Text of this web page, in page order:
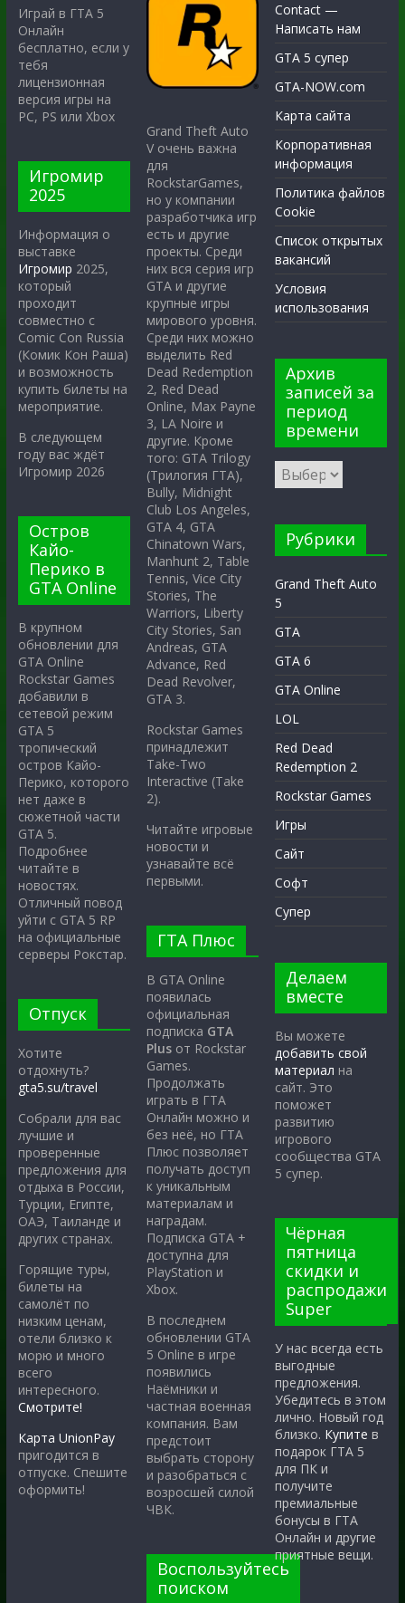
Играй в ГТА 5
Онлайн
бесплатно, если у
тебя
лицензионная
версия игры на
PC, PS или Xbox
Игромир
2025
Информация о
выставке
Игромир 2025,
который
проходит
совместно с
Comic Con Russia
(Комик Кон Раша)
и возможность
купить билеты на
мероприятие.
В следующем
году вас ждёт
Игромир 2026
Остров
Кайо-
Перико в
GTA Online
В крупном
обновлении для
GTA Online
Rockstar Games
добавили в
сетевой режим
GTA 5
тропический
остров Кайо-
Перико, которого
нет даже в
сюжетной части
GTA 5.
Подробнее
читайте в
новостях.
Отличный повод
уйти с GTA 5 RP
на официальные
серверы Рокстар.
Отпуск
Хотите
отдохнуть?
gta5.su/travel
Собрали для вас
лучшие и
проверенные
предложения для
отдыха в России,
Турции, Египте,
ОАЭ, Таиланде и
других странах.
Горящие туры,
билеты на
самолёт по
низким ценам,
отели близко к
морю и много
всего
интересного.
Смотрите!
Карта UnionPay
пригодится в
отпуске. Спешите
оформить!
Grand Theft Auto
V очень важна
для
RockstarGames,
но у компании
разработчика игр
есть и другие
проекты. Среди
них вся серия игр
GTA и другие
крупные игры
мирового уровня.
Среди них можно
выделить Red
Dead Redemption
2, Red Dead
Online, Max Payne
3, LA Noire и
другие. Кроме
того: GTA Trilogy
(Трилогия ГТА),
Bully, Midnight
Club Los Angeles,
GTA 4, GTA
Chinatown Wars,
Manhunt 2, Table
Tennis, Vice City
Stories, The
Warriors, Liberty
City Stories, San
Andreas, GTA
Advance, Red
Dead Revolver,
GTA 3.
Rockstar Games
принадлежит
Take-Two
Interactive (Take
2).
Читайте игровые
новости и
узнавайте всё
первыми.
ГТА Плюс
В GTA Online
появилась
официальная
подписка GTA
Plus от Rockstar
Games.
Продолжать
играть в ГТА
Онлайн можно и
без неё, но ГТА
Плюс позволяет
получать доступ
к уникальным
материалам и
наградам.
Подписка GTA +
доступна для
PlayStation и
Xbox.
В последнем
обновлении GTA
5 Online в игре
появились
Наёмники и
частная военная
компания. Вам
предстоит
выбрать сторону
и разобраться с
возросшей силой
ЧВК.
Воспользуйтесь
поиском
Contact —
Написать нам
GTA 5 супер
GTA-NOW.com
Карта сайта
Корпоративная
информация
Политика файлов
Cookie
Список открытых
вакансий
Условия
использования
Архив
записей за
период
времени
Рубрики
Grand Theft Auto
5
GTA
GTA 6
GTA Online
LOL
Red Dead
Redemption 2
Rockstar Games
Игры
Сайт
Софт
Супер
Делаем
вместе
Вы можете
добавить свой
материал на
сайт. Это
поможет
развитию
игрового
сообщества GTA
5 супер.
Чёрная
пятница
скидки и
распродажи
Super
У нас всегда есть
выгодные
предложения.
Убедитесь в этом
лично. Новый год
близко. Купите в
подарок ГТА 5
для ПК и
получите
премиальные
бонусы в ГТА
Онлайн и другие
приятные вещи.